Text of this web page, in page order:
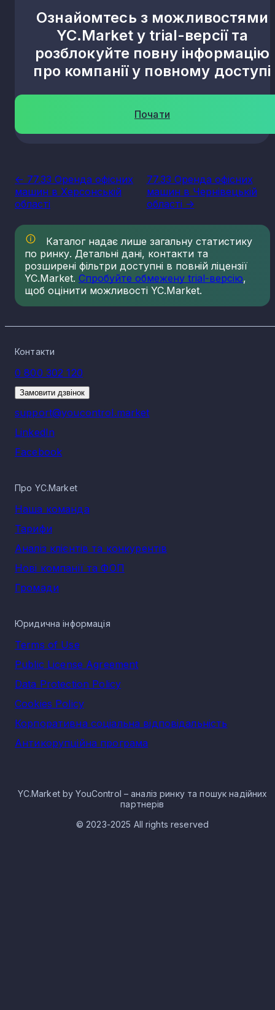
Ознайомтесь з можливостями
YC.Market у trial-версії та
розблокуйте повну інформацію
про компанії у повному доступі
Почати
<- 77.33 Оренда офісних
машин в Херсонській
області
77.33 Оренда офісних
машин в Чернівецькій
області ->
Каталог надає лише загальну статистику
по ринку. Детальні дані, контакти та
розширені фільтри доступні в повній ліцензії
YC.Market. Спробуйте обмежену trial-версію,
щоб оцінити можливості YC.Market.
Контакти
0 800 302 120
Замовити дзвінок
support@youcontrol.market
LinkedIn
Facebook
Про YC.Market
Наша команда
Тарифи
Аналіз клієнтів та конкурентів
Нові компанії та ФОП
Громади
Юридична інформація
Terms of Use
Public License Agreement
Data Protection Policy
Cookies Policy
Корпоративна соціальна відповідальність
Антикорупційна програма
YC.Market by YouControl – аналіз ринку та пошук надійних
партнерів
© 2023-2025 All rights reserved